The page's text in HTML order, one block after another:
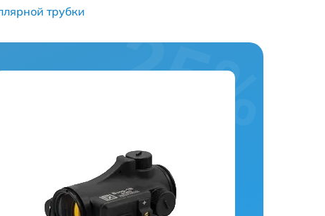
трубки